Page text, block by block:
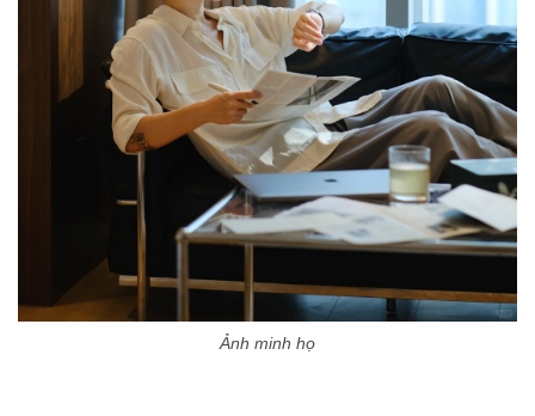
Ảnh minh họ